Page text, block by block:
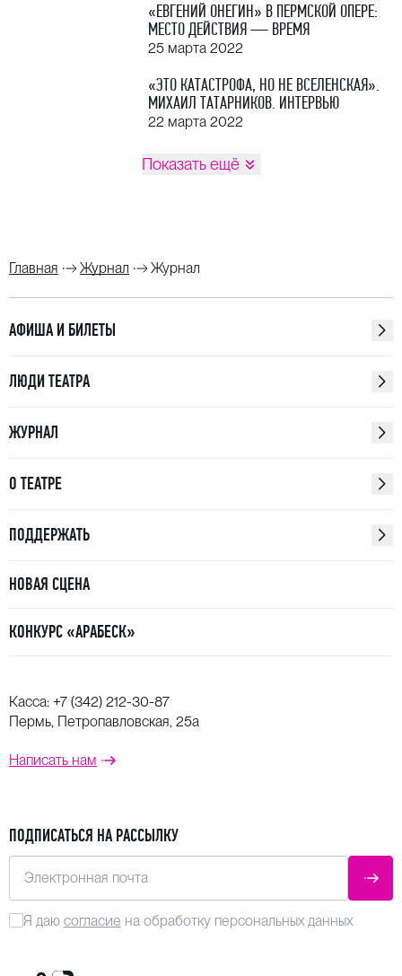
«ЕВГЕНИЙ ОНЕГИН» В ПЕРМСКОЙ ОПЕРЕ:
МЕСТО ДЕЙСТВИЯ — ВРЕМЯ
25 марта 2022
«ЭТО КАТАСТРОФА, НО НЕ ВСЕЛЕНСКАЯ».
МИХАИЛ ТАТАРНИКОВ. ИНТЕРВЬЮ
22 марта 2022
Показать ещё
Главная Журнал Журнал
АФИША И БИЛЕТЫ
ЛЮДИ ТЕАТРА
ЖУРНАЛ
О ТЕАТРЕ
ПОДДЕРЖАТЬ
НОВАЯ СЦЕНА
КОНКУРС «АРАБЕСК»
Касса: +7 (342) 212-30-87
Пермь, Петропавловская, 25а
Написать нам
ПОДПИСАТЬСЯ НА РАССЫЛКУ
Электронная почта
Я даю согласие на обработку персональных данных